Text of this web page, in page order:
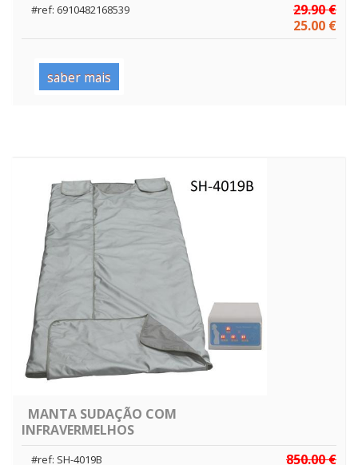
29.90 €
25.00 €
#ref: 6910482168539
saber mais
MANTA SUDAÇÃO COM
INFRAVERMELHOS
850.00 €
#ref: SH-4019B